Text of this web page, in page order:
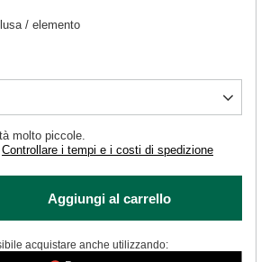
molto piccole
Controllare i tempi e i costi di spedizione
/ elemento
Aggiungi al carrello
acquistare anche utilizzando: